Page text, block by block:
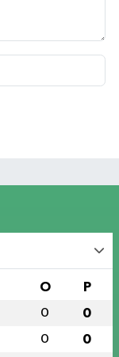
O P
0 0
0 0